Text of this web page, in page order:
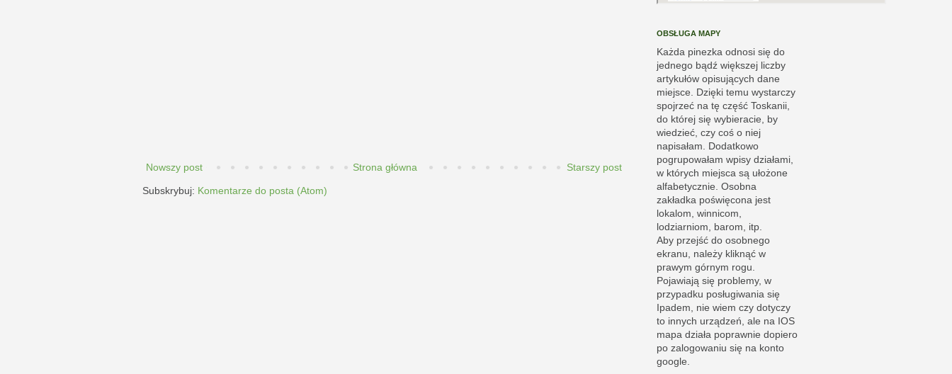
Nowszy post Starszy post
Strona główna
Subskrybuj: Komentarze do posta (Atom)
OBSŁUGA MAPY
Każda pinezka odnosi się do
jednego bądź większej liczby
artykułów opisujących dane
miejsce. Dzięki temu wystarczy
spojrzeć na tę część Toskanii,
do której się wybieracie, by
wiedzieć, czy coś o niej
napisałam. Dodatkowo
pogrupowałam wpisy działami,
w których miejsca są ułożone
alfabetycznie. Osobna
zakładka poświęcona jest
lokalom, winnicom,
lodziarniom, barom, itp.
Aby przejść do osobnego
ekranu, należy kliknąć w
prawym górnym rogu.
Pojawiają się problemy, w
przypadku posługiwania się
Ipadem, nie wiem czy dotyczy
to innych urządzeń, ale na IOS
mapa działa poprawnie dopiero
po zalogowaniu się na konto
google.